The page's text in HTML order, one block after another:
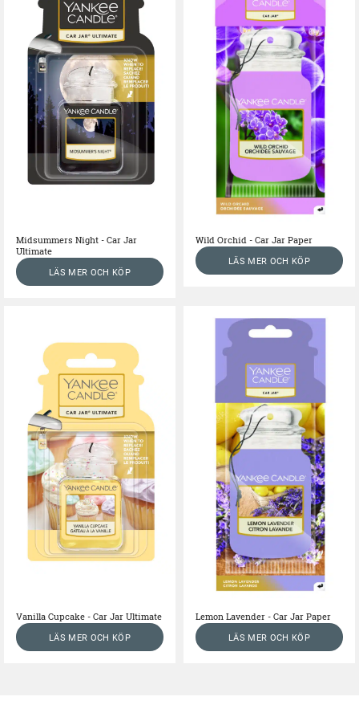
Midsummers Night - Car Jar
Ultimate
LÄS MER OCH KÖP
Wild Orchid - Car Jar Paper
LÄS MER OCH KÖP
Vanilla Cupcake - Car Jar Ultimate
LÄS MER OCH KÖP
Lemon Lavender - Car Jar Paper
LÄS MER OCH KÖP